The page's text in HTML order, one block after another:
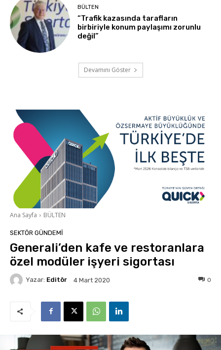
BÜLTEN
“Trafik kazasında tarafların
birbiriyle konum paylaşımı zorunlu
değil”
Devamını Göster